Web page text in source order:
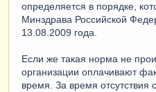
определяется в порядке,
Минздрава Российской
13.08.2009 года.
Если же такая норма не
организации оплачивают
время. За время отсутствия